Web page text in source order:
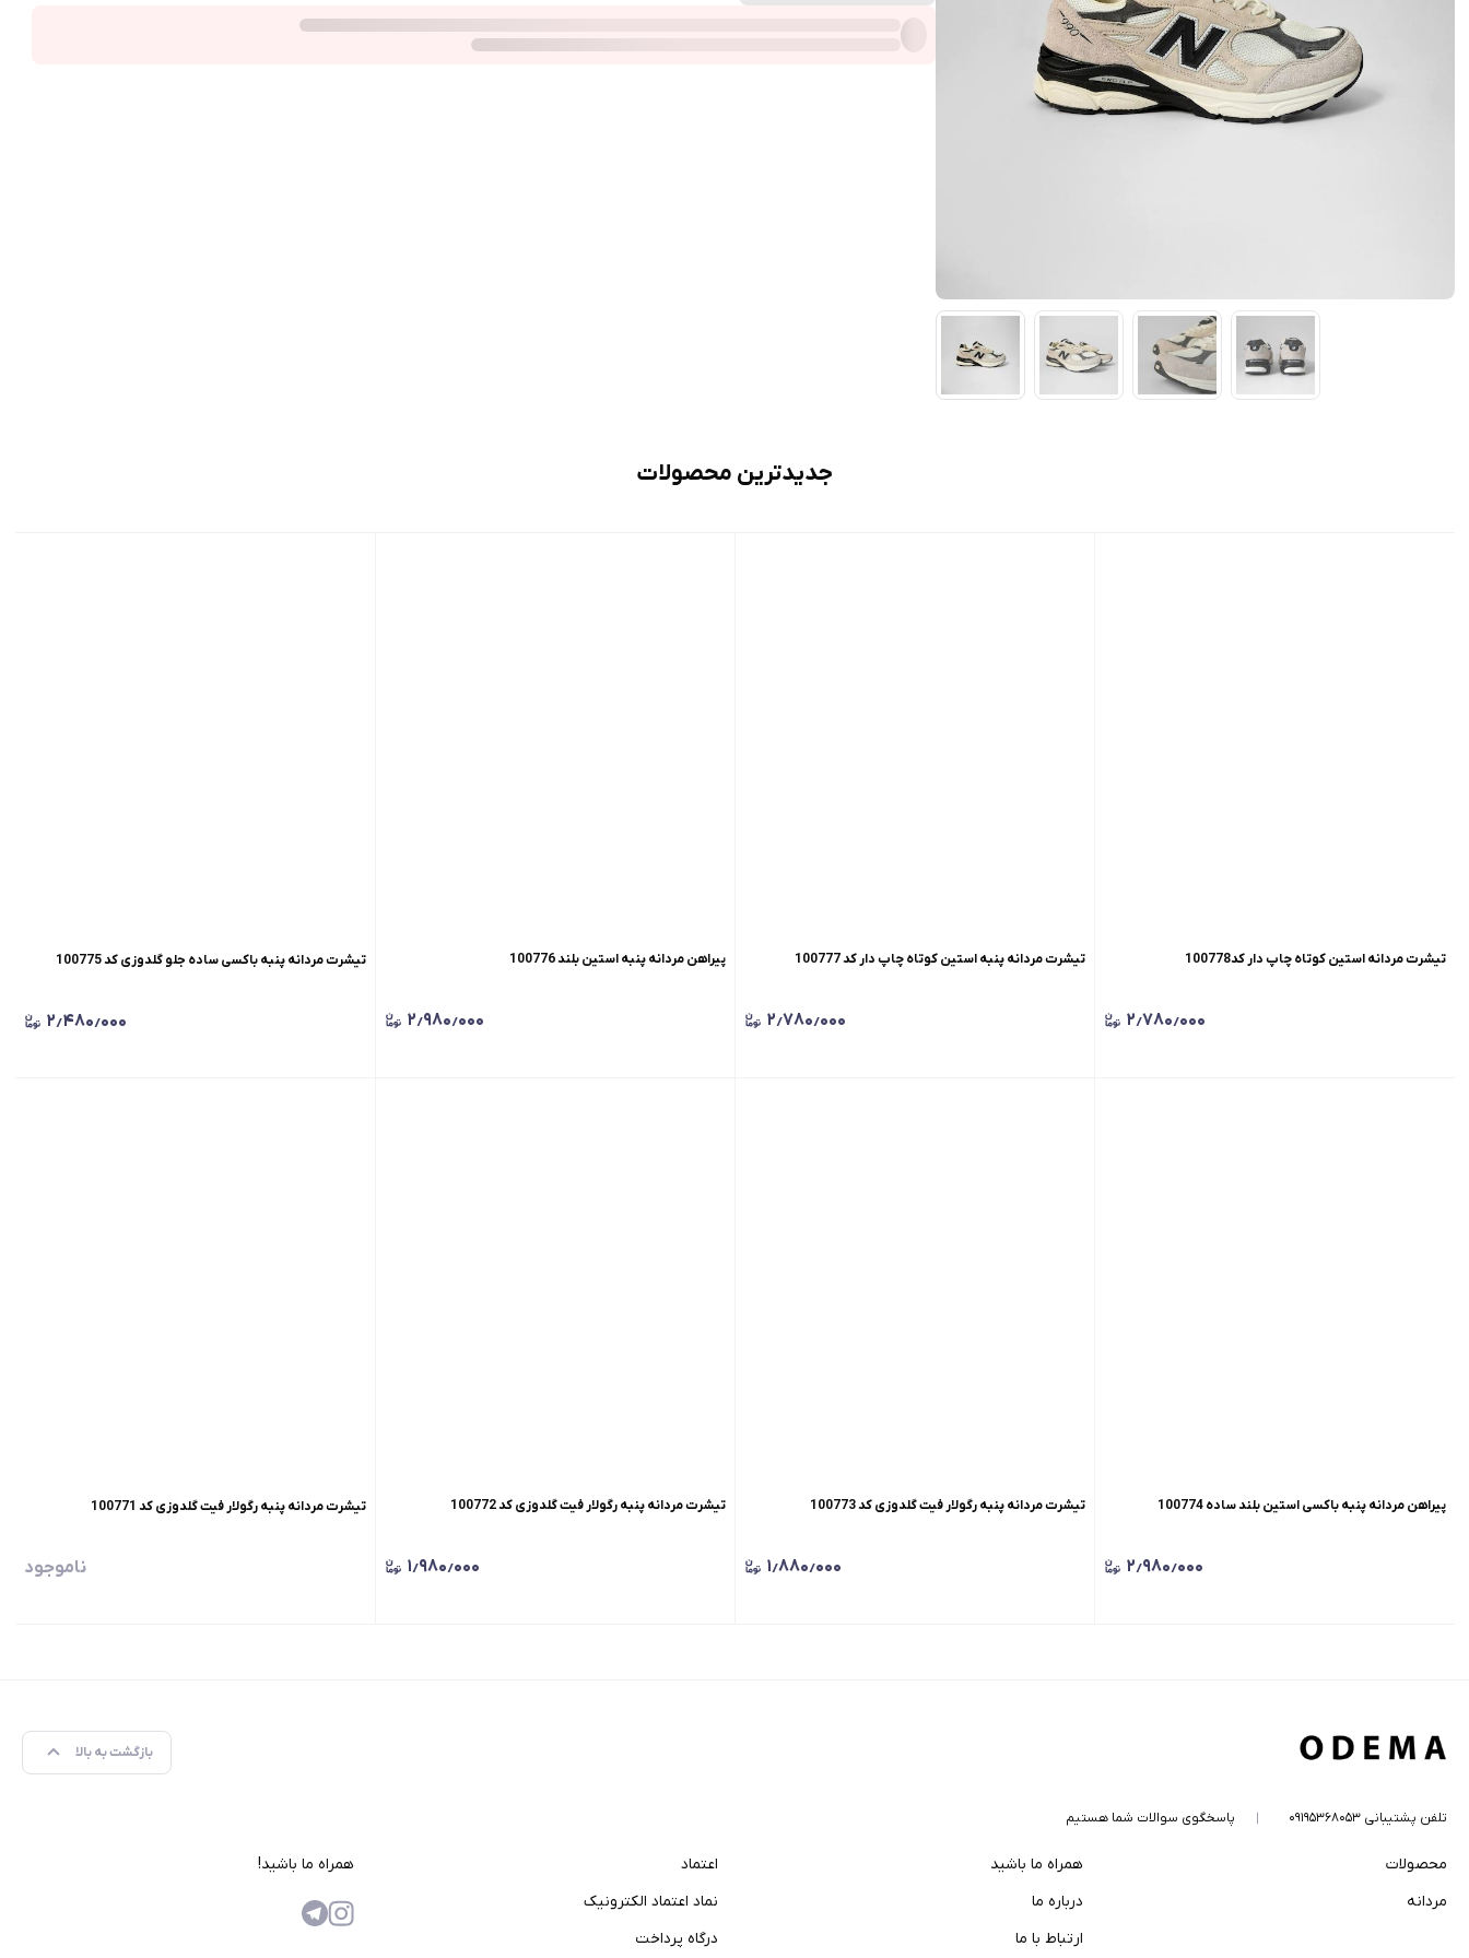
جدیدترین محصولات
تیشرت مردانه استین کوتاه چاپ دار کد100778
۲٫۷۸۰٫۰۰۰
تیشرت مردانه پنبه استین کوتاه چاپ دار کد 100777
۲٫۷۸۰٫۰۰۰
پیراهن مردانه پنبه استین بلند 100776
۲٫۹۸۰٫۰۰۰
تیشرت مردانه پنبه باکسی ساده جلو گلدوزی کد 100775
۲٫۴۸۰٫۰۰۰
پیراهن مردانه پنبه باکسی استین بلند ساده 100774
۲٫۹۸۰٫۰۰۰
تیشرت مردانه پنبه رگولار فیت گلدوزی کد 100773
۱٫۸۸۰٫۰۰۰
تیشرت مردانه پنبه رگولار فیت گلدوزی کد 100772
۱٫۹۸۰٫۰۰۰
تیشرت مردانه پنبه رگولار فیت گلدوزی کد 100771
ناموجود
بازگشت به بالا
تلفن پشتیبانی ۰۹۱۹۵۳۶۸۰۵۳ پاسخگوی سوالات شما هستیم
محصولات
مردانه
همراه ما باشید
درباره ما
ارتباط با ما
اعتماد
نماد اعتماد الکترونیک
درگاه پرداخت
همراه ما باشید!